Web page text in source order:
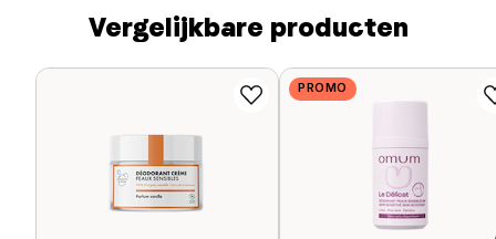
Vergelijkbare producten
PROMO